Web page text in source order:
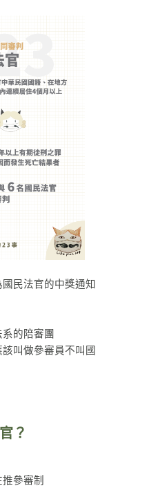
民法官的中獎通知
的陪審團
叫做參審員不叫國
？
參審制